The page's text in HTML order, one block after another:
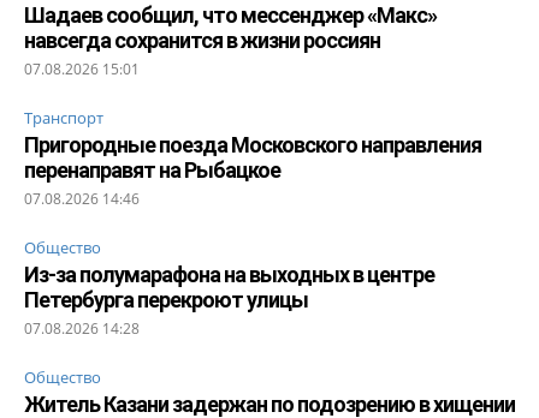
Шадаев сообщил, что мессенджер «Макс»
навсегда сохранится в жизни россиян
07.08.2026 15:01
Транспорт
Пригородные поезда Московского направления
перенаправят на Рыбацкое
07.08.2026 14:46
Общество
Из-за полумарафона на выходных в центре
Петербурга перекроют улицы
07.08.2026 14:28
Общество
Житель Казани задержан по подозрению в хищении